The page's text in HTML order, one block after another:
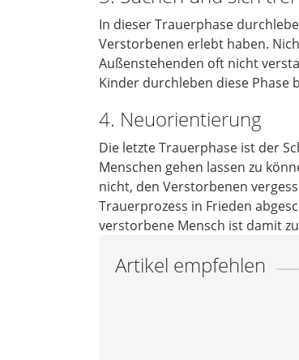
In dieser Trauerphase
Verstorbenen erlebt haben.
Außenstehenden oft nicht
Kinder durchleben diese Phase
4. Neuorientierung
Die letzte Trauerphase ist der
Menschen gehen lassen zu
nicht, den Verstorbenen
Trauerprozess in Frieden
verstorbene Mensch ist damit
Artikel empfehlen